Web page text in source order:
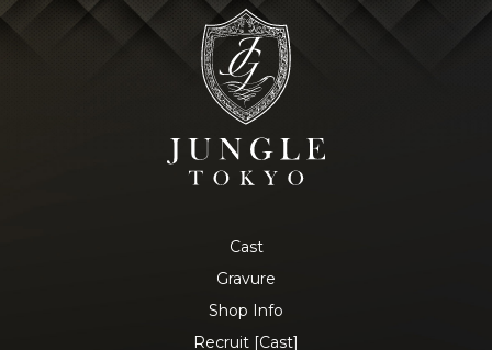
Cast
Gravure
Shop Info
Recruit [Cast]